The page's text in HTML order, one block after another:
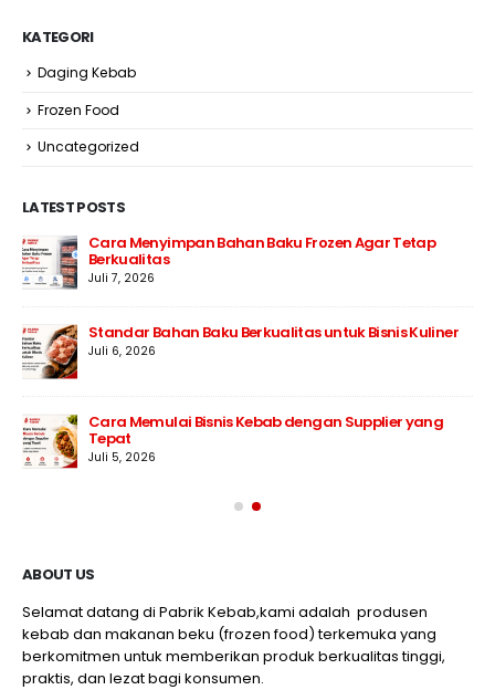
KATEGORI
Daging Kebab
Frozen Food
Uncategorized
LATEST POSTS
Cara Menyimpan Bahan Baku Frozen Agar Tetap
Berkualitas
Juli 7, 2026
Standar Bahan Baku Berkualitas untuk Bisnis Kuliner
Juli 6, 2026
Cara Memulai Bisnis Kebab dengan Supplier yang
Tepat
Juli 5, 2026
ABOUT US
Selamat datang di Pabrik Kebab,kami adalah produsen
kebab dan makanan beku (frozen food) terkemuka yang
berkomitmen untuk memberikan produk berkualitas tinggi,
praktis, dan lezat bagi konsumen.